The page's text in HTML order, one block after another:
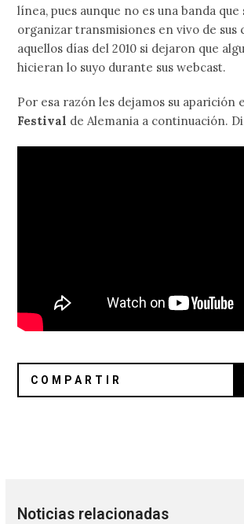
línea, pues aunque no es una banda
organizar transmisiones en vivo de sus
aquellos días del 2010 si dejaron que
hicieran lo suyo durante sus webcast.
Por esa razón les dejamos su aparición
Festival de Alemania a continuación.
Noticias relacionadas